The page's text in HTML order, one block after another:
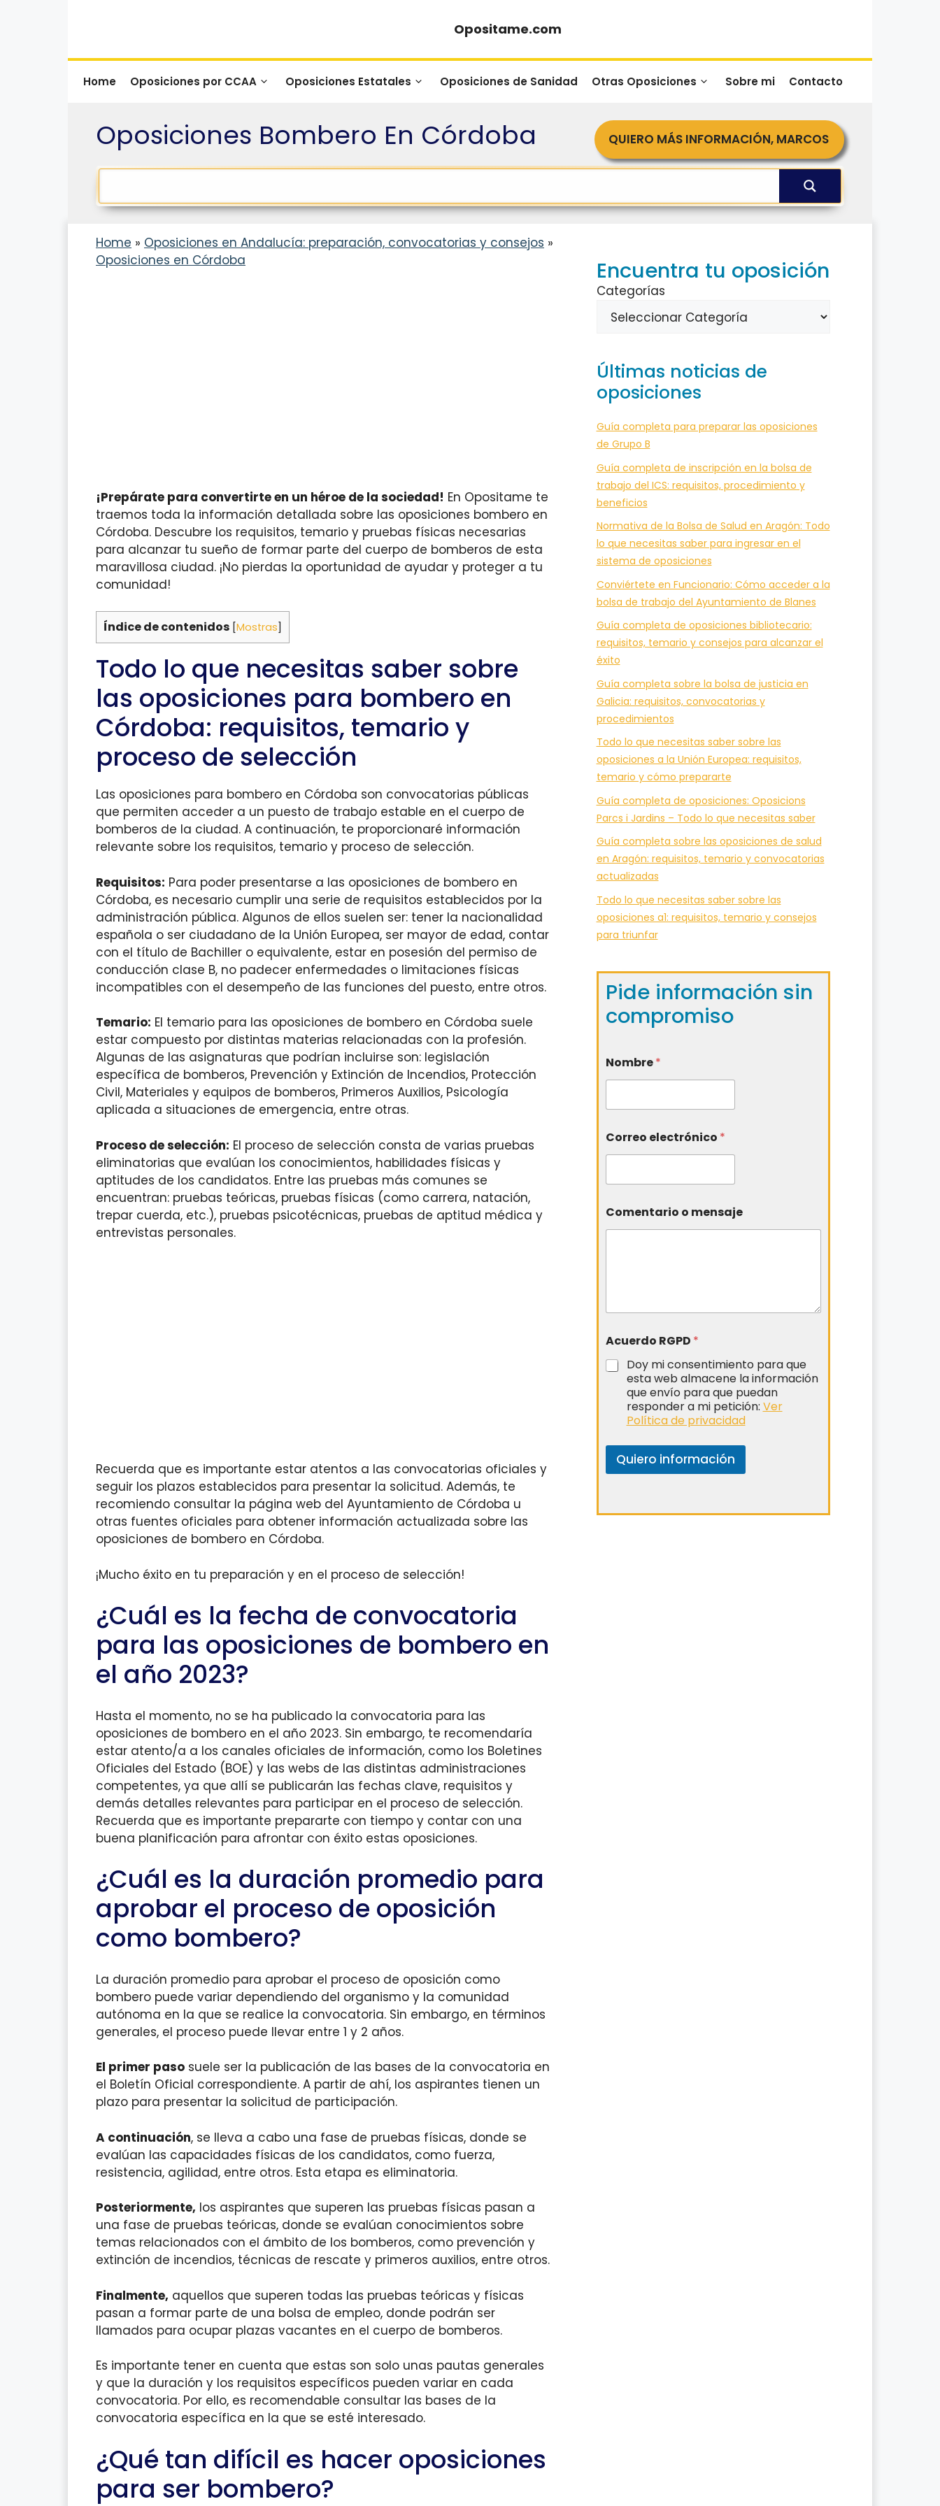
Opositame.com
Home Oposiciones por CCAA Oposiciones Estatales Oposiciones de Sanidad Otras Oposiciones Sobre mi Contacto
Oposiciones Bombero En Córdoba QUIERO MÁS INFORMACIÓN, MARCOS
Home » Oposiciones en Andalucía: preparación, convocatorias y consejos »
Oposiciones en Córdoba
¡Prepárate para convertirte en un héroe de la sociedad! En Opositame te
traemos toda la información detallada sobre las oposiciones bombero en
Córdoba. Descubre los requisitos, temario y pruebas físicas necesarias
para alcanzar tu sueño de formar parte del cuerpo de bomberos de esta
maravillosa ciudad. ¡No pierdas la oportunidad de ayudar y proteger a tu
comunidad!
Índice de contenidos [Mostras]
Todo lo que necesitas saber sobre
las oposiciones para bombero en
Córdoba: requisitos, temario y
proceso de selección
Las oposiciones para bombero en Córdoba son convocatorias públicas
que permiten acceder a un puesto de trabajo estable en el cuerpo de
bomberos de la ciudad. A continuación, te proporcionaré información
relevante sobre los requisitos, temario y proceso de selección.
Requisitos: Para poder presentarse a las oposiciones de bombero en
Córdoba, es necesario cumplir una serie de requisitos establecidos por la
administración pública. Algunos de ellos suelen ser: tener la nacionalidad
española o ser ciudadano de la Unión Europea, ser mayor de edad, contar
con el título de Bachiller o equivalente, estar en posesión del permiso de
conducción clase B, no padecer enfermedades o limitaciones físicas
incompatibles con el desempeño de las funciones del puesto, entre otros.
Temario: El temario para las oposiciones de bombero en Córdoba suele
estar compuesto por distintas materias relacionadas con la profesión.
Algunas de las asignaturas que podrían incluirse son: legislación
específica de bomberos, Prevención y Extinción de Incendios, Protección
Civil, Materiales y equipos de bomberos, Primeros Auxilios, Psicología
aplicada a situaciones de emergencia, entre otras.
Proceso de selección: El proceso de selección consta de varias pruebas
eliminatorias que evalúan los conocimientos, habilidades físicas y
aptitudes de los candidatos. Entre las pruebas más comunes se
encuentran: pruebas teóricas, pruebas físicas (como carrera, natación,
trepar cuerda, etc.), pruebas psicotécnicas, pruebas de aptitud médica y
entrevistas personales.
Recuerda que es importante estar atentos a las convocatorias oficiales y
seguir los plazos establecidos para presentar la solicitud. Además, te
recomiendo consultar la página web del Ayuntamiento de Córdoba u
otras fuentes oficiales para obtener información actualizada sobre las
oposiciones de bombero en Córdoba.
¡Mucho éxito en tu preparación y en el proceso de selección!
¿Cuál es la fecha de convocatoria
para las oposiciones de bombero en
el año 2023?
Hasta el momento, no se ha publicado la convocatoria para las
oposiciones de bombero en el año 2023. Sin embargo, te recomendaría
estar atento/a a los canales oficiales de información, como los Boletines
Oficiales del Estado (BOE) y las webs de las distintas administraciones
competentes, ya que allí se publicarán las fechas clave, requisitos y
demás detalles relevantes para participar en el proceso de selección.
Recuerda que es importante prepararte con tiempo y contar con una
buena planificación para afrontar con éxito estas oposiciones.
¿Cuál es la duración promedio para
aprobar el proceso de oposición
como bombero?
La duración promedio para aprobar el proceso de oposición como
bombero puede variar dependiendo del organismo y la comunidad
autónoma en la que se realice la convocatoria. Sin embargo, en términos
generales, el proceso puede llevar entre 1 y 2 años.
El primer paso suele ser la publicación de las bases de la convocatoria en
el Boletín Oficial correspondiente. A partir de ahí, los aspirantes tienen un
plazo para presentar la solicitud de participación.
A continuación, se lleva a cabo una fase de pruebas físicas, donde se
evalúan las capacidades físicas de los candidatos, como fuerza,
resistencia, agilidad, entre otros. Esta etapa es eliminatoria.
Posteriormente, los aspirantes que superen las pruebas físicas pasan a
una fase de pruebas teóricas, donde se evalúan conocimientos sobre
temas relacionados con el ámbito de los bomberos, como prevención y
extinción de incendios, técnicas de rescate y primeros auxilios, entre otros.
Finalmente, aquellos que superen todas las pruebas teóricas y físicas
pasan a formar parte de una bolsa de empleo, donde podrán ser
llamados para ocupar plazas vacantes en el cuerpo de bomberos.
Es importante tener en cuenta que estas son solo unas pautas generales
y que la duración y los requisitos específicos pueden variar en cada
convocatoria. Por ello, es recomendable consultar las bases de la
convocatoria específica en la que se esté interesado.
¿Qué tan difícil es hacer oposiciones
para ser bombero?
Encuentra tu oposición
Categorías
Últimas noticias de
oposiciones
Guía completa para preparar las oposiciones
de Grupo B
Guía completa de inscripción en la bolsa de
trabajo del ICS: requisitos, procedimiento y
beneficios
Normativa de la Bolsa de Salud en Aragón: Todo
lo que necesitas saber para ingresar en el
sistema de oposiciones
Conviértete en Funcionario: Cómo acceder a la
bolsa de trabajo del Ayuntamiento de Blanes
Guía completa de oposiciones bibliotecario:
requisitos, temario y consejos para alcanzar el
éxito
Guía completa sobre la bolsa de justicia en
Galicia: requisitos, convocatorias y
procedimientos
Todo lo que necesitas saber sobre las
oposiciones a la Unión Europea: requisitos,
temario y cómo prepararte
Guía completa de oposiciones: Oposicions
Parcs i Jardins – Todo lo que necesitas saber
Guía completa sobre las oposiciones de salud
en Aragón: requisitos, temario y convocatorias
actualizadas
Todo lo que necesitas saber sobre las
oposiciones a1: requisitos, temario y consejos
para triunfar
Pide información sin
compromiso
Nombre*
Correo electrónico *
Comentario o mensaje
Acuerdo RGPD *
Doy mi consentimiento para que
esta web almacene la información
que envío para que puedan
responder a mi petición: Ver
Política de privacidad
Quiero información